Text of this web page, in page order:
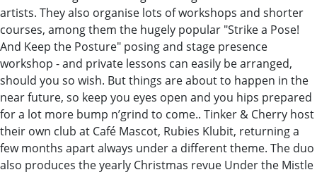
artists. They also organise lots of workshops and shorter
courses, among them the hugely popular "Strike a Pose!
And Keep the Posture" posing and stage presence
workshop - and private lessons can easily be arranged,
should you so wish. But things are about to happen in the
near future, so keep you eyes open and you hips prepared
for a lot more bump n’grind to come.. Tinker & Cherry host
their own club at Café Mascot, Rubies Klubit, returning a
few months apart always under a different theme. The duo
also produces the yearly Christmas revue Under the Mistle